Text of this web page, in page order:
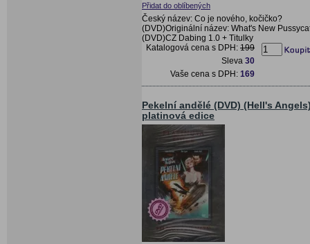
Přidat do oblíbených
Český název: Co je nového, kočičko?
(DVD)Originální název: What's New
(DVD)CZ Dabing 1.0 + Titulky
Katalogová cena s DPH: 199
Sleva 30
Vaše cena s DPH: 169
Pekelní andělé (DVD) (Hell's
platinová edice